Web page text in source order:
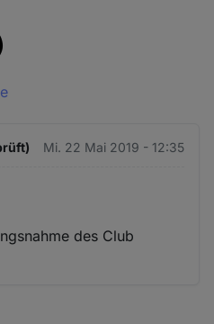
Mi. 22 Mai 2019 - 12:35
des Club